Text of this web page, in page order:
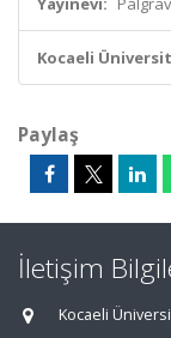
Kocaeli
Paylaş
İletişim
Kocaeli